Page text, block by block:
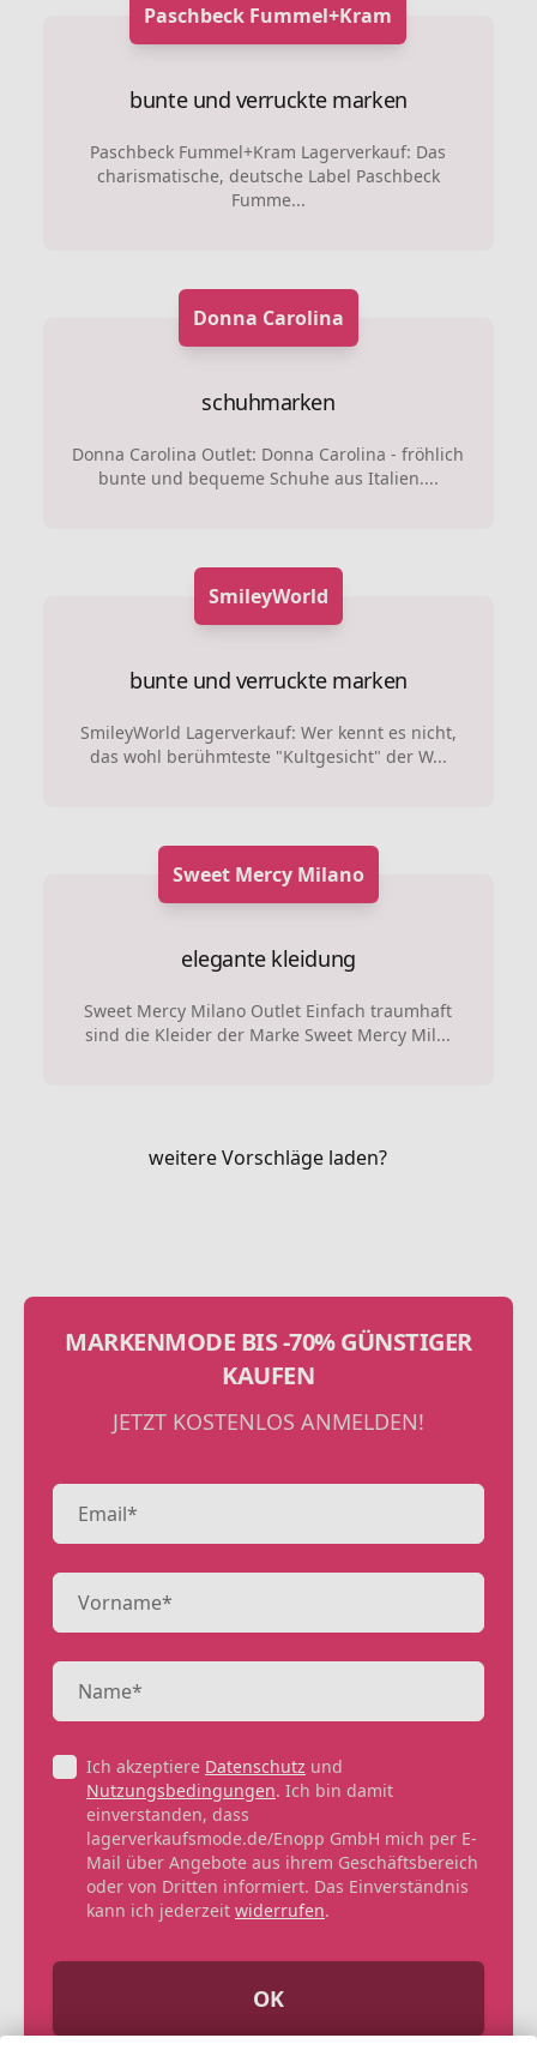
Paschbeck Fummel+Kram
bunte und verruckte marken
Paschbeck Fummel+Kram Lagerverkauf: Das
charismatische, deutsche Label Paschbeck
Fumme...
Donna Carolina
schuhmarken
Donna Carolina Outlet: Donna Carolina - fröhlich
bunte und bequeme Schuhe aus Italien....
SmileyWorld
bunte und verruckte marken
SmileyWorld Lagerverkauf: Wer kennt es nicht,
das wohl berühmteste "Kultgesicht" der W...
Sweet Mercy Milano
elegante kleidung
Sweet Mercy Milano Outlet Einfach traumhaft
sind die Kleider der Marke Sweet Mercy Mil...
weitere Vorschläge laden?
MARKENMODE BIS -70% GÜNSTIGER
KAUFEN
JETZT KOSTENLOS ANMELDEN!
Ich akzeptiere Datenschutz und
Nutzungsbedingungen. Ich bin damit
einverstanden, dass
lagerverkaufsmode.de/Enopp GmbH mich per E-
Mail über Angebote aus ihrem Geschäftsbereich
oder von Dritten informiert. Das Einverständnis
kann ich jederzeit widerrufen.
OK